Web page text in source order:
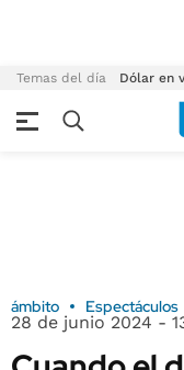
Temas del día Dólar en
ámbito Espectáculos
28 de junio 2024 -